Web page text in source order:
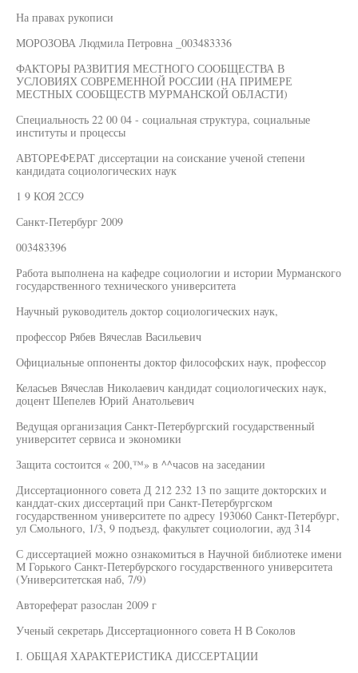
На правах рукописи
МОРОЗОВА Людмила Петровна _003483336
ФАКТОРЫ РАЗВИТИЯ МЕСТНОГО СООБЩЕСТВА В
УСЛОВИЯХ СОВРЕМЕННОЙ РОССИИ (НА ПРИМЕРЕ
МЕСТНЫХ СООБЩЕСТВ МУРМАНСКОЙ ОБЛАСТИ)
Специальность 22 00 04 - социальная структура, социальные
институты и процессы
АВТОРЕФЕРАТ диссертации на соискание ученой степени
кандидата социологических наук
1 9 КОЯ 2СС9
Санкт-Петербург 2009
003483396
Работа выполнена на кафедре социологии и истории Мурманского
государственного технического университета
Научный руководитель доктор социологических наук,
профессор Рябев Вячеслав Васильевич
Официальные оппоненты доктор философских наук, профессор
Келасьев Вячеслав Николаевич кандидат социологических наук,
доцент Шепелев Юрий Анатольевич
Ведущая организация Санкт-Петербургский государственный
университет сервиса и экономики
Защита состоится « 200,™» в ^^часов на заседании
Диссертационного совета Д 212 232 13 по защите докторских и
канддат-ских диссертаций при Санкт-Петербургском
государственном университете по адресу 193060 Санкт-Петербург,
ул Смольного, 1/3, 9 подъезд, факультет социологии, ауд 314
С диссертацией можно ознакомиться в Научной библиотеке имени
М Горького Санкт-Петербурского государственного университета
(Университетская наб, 7/9)
Автореферат разослан 2009 г
Ученый секретарь Диссертационного совета Н В Соколов
I. ОБЩАЯ ХАРАКТЕРИСТИКА ДИССЕРТАЦИИ